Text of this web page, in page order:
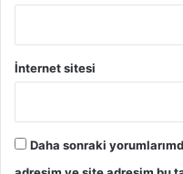
İnternet sitesi
Daha sonraki